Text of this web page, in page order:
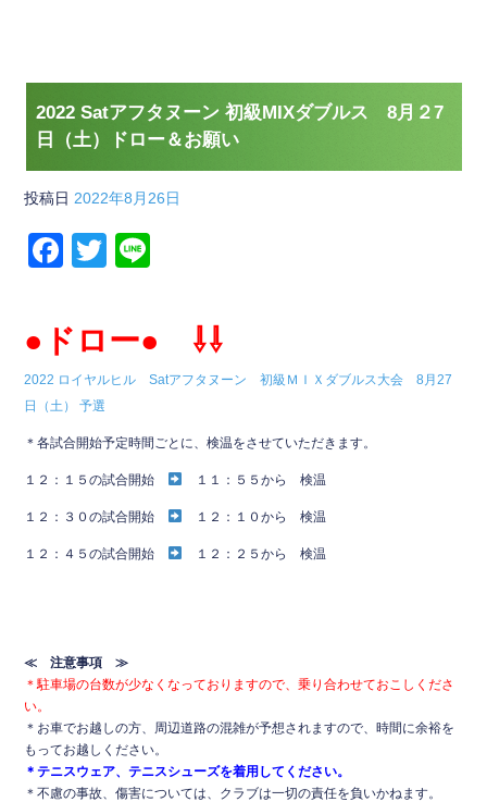
2022 Satアフタヌーン 初級MIXダブルス 8月２7
日（土）ドロー＆お願い
投稿日 2022年8月26日
F
c
e
b
o
o
k
T
er
●ドロー● ⇩⇩
2022 ロイヤルヒル Satアフタヌーン 初級ＭＩＸダブルス大会 8月27
日（土） 予選
＊各試合開始予定時間ごとに、検温をさせていただきます。
１２：１５の試合開始 １１：５５から 検温
１２：３０の試合開始 １２：１０から 検温
１２：４５の試合開始 １２：２５から 検温
≪ 注意事項 ≫
＊駐車場の台数が少なくなっておりますので、乗り合わせておこしくださ
い。
＊お車でお越しの方、周辺道路の混雑が予想されますので、時間に余裕を
もってお越しください。
＊テニスウェア、テニスシューズを着用してください。
＊不慮の事故、傷害については、クラブは一切の責任を負いかねます。